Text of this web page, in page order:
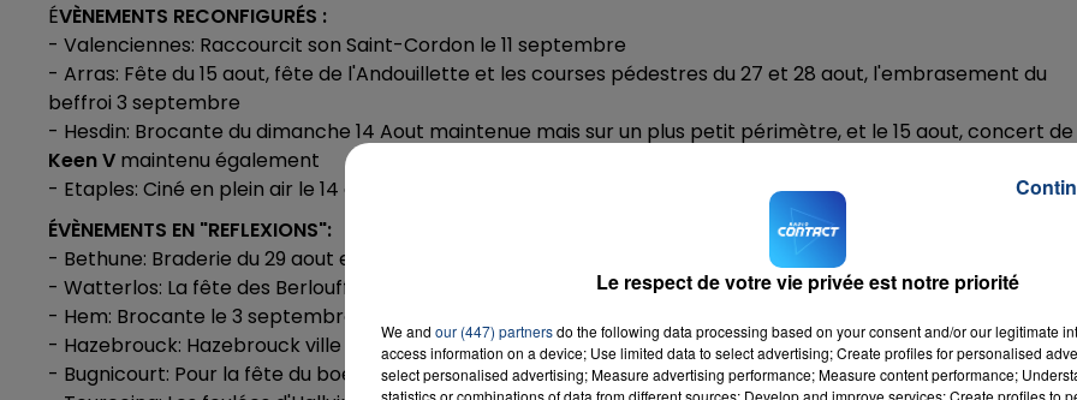
ÉVÈNEMENTS RECONFIGURÉS :
- Valenciennes: Raccourcit son Saint-Cordon le 11 septembre
- Arras: Fête du 15 aout, fête de l'Andouillette et les courses pédestres du 27 et 28 aout, l'embrasement du
beffroi 3 septembre
- Hesdin: Brocante du dimanche 14 Aout maintenue mais sur un plus petit périmètre, et le 15 aout, concert de
Keen V maintenu également
- Etaples: Ciné en plein air le 14 aout se fera au parc du clos saint victor
ÉVÈNEMENTS EN "REFLEXIONS":
- Bethune: Braderie du 29 aout et Bethune retro du 25 au 28 aout. (On aura plus d'infos demain).
- Watterlos: La fête des Berlouffes du 11 septembre
- Hem: Brocante le 3 septembre
- Hazebrouck: Hazebrouck ville ouverte
- Bugnicourt: Pour la fête du boeuf le 28 Aout
Le respect de votre vie privée est notre priorité
We and our (447) partnersdo the following data processing based on your consent and/or our legitimate
access information on a device; Use limited data to select advertising; Create profiles for personalised
select personalised advertising; Measure advertising performance; Measure content performance;
statistics or combinations of data from different sources; Develop and improve services; Create profiles to